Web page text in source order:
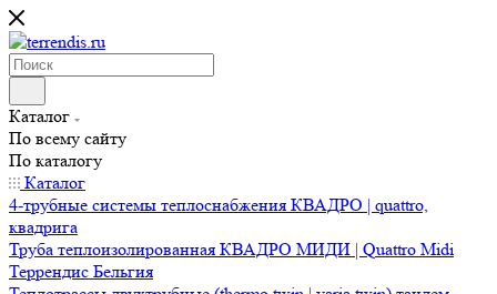
Каталог
По всему сайту
По каталогу
Каталог
4-трубные системы теплоснабжения КВАДРО | quattro,
квадрига
Труба теплоизолированная КВАДРО МИДИ | Quattro Midi
Террендис Бельгия